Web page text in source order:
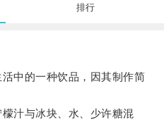
排行
中的一种饮品，因其制作简
汁与冰块、水、少许糖混